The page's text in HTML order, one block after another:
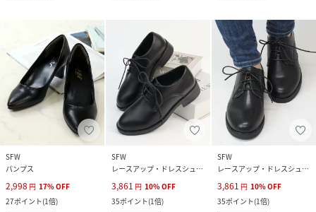
SFW
パンプス
2,998 円 17%OFF
27ポイント(1倍)
SFW
レースアップ・ドレスシューズ
3,861 円 10%OFF
35ポイント(1倍)
SFW
レースアップ・ドレスシューズ
3,861 円 10%OFF
35ポイント(1倍)